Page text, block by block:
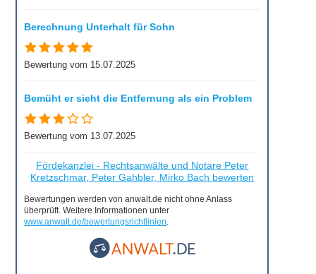
Berechnung Unterhalt für Sohn
Bewertung vom 15.07.2025
Bemüht er sieht die Entfernung als ein Problem
Bewertung vom 13.07.2025
Fördekanzlei - Rechtsanwälte und Notare Peter
Kretzschmar, Peter Gahbler, Mirko Bach bewerten
Bewertungen werden von anwalt.de nicht ohne Anlass
überprüft. Weitere Informationen unter
www.anwalt.de/bewertungsrichtlinien.